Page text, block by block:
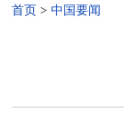
首页 > 中国要闻